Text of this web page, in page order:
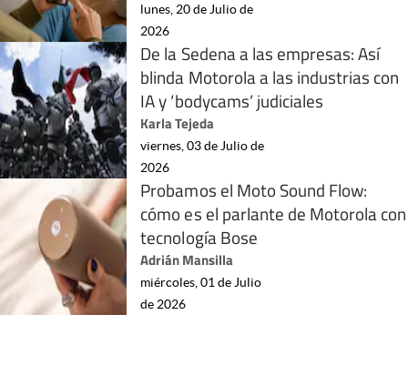
lunes, 20 de Julio de
2026
De la Sedena a las empresas: Así
blinda Motorola a las industrias con
IA y ‘bodycams’ judiciales
Karla Tejeda
viernes, 03 de Julio de
2026
Probamos el Moto Sound Flow:
cómo es el parlante de Motorola con
tecnología Bose
Adrián Mansilla
miércoles, 01 de Julio
de 2026